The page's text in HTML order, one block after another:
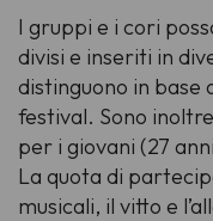
I gruppi e i cori
divisi e inseriti in
distinguono in base
festival. Sono
per i giovani (27
La quota di
musicali, il vitto e